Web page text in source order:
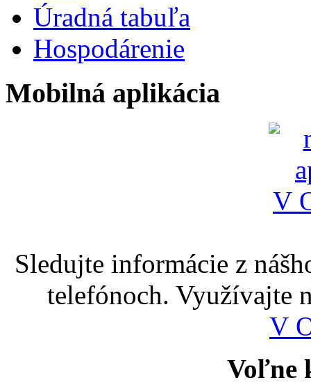
Úradná tabuľa
Hospodárenie
Mobilná aplikácia
Sledujte informácie z
telefónoch. Využívajte
V
Voľne